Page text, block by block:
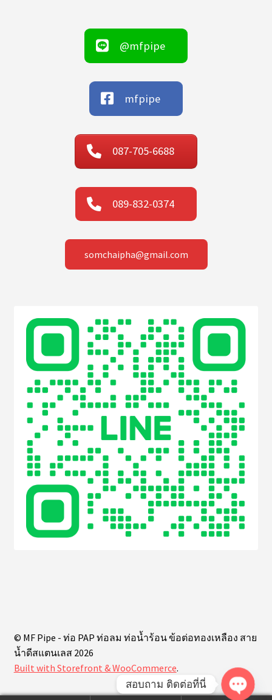
@mfpipe
mfpipe
087-705-6688
089-832-0374
somchaipha@gmail.com
© MF Pipe - ท่อ PAP ท่อลม ท่อน้ำร้อน ข้อต่อทองเหลือง สาย
น้ำดีสแตนเลส 2026
Built with Storefront & WooCommerce.
สอบถาม ติดต่อที่นี่